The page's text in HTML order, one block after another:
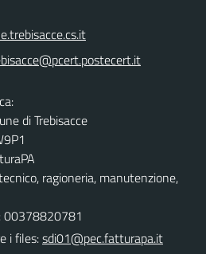
di Trebisacce
ragioneria, manutenzione,
00378820781
i files:sdi01@pec.fatturapa.it